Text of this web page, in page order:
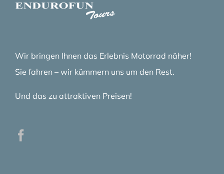
Wir bringen Ihnen das Erlebnis Motorrad näher!
Sie fahren – wir kümmern uns um den Rest.
Und das zu attraktiven Preisen!